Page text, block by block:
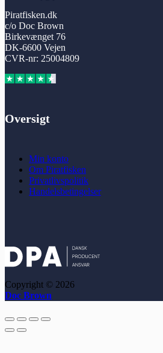
Piratfisken.dk
c/o Doc Brown
Birkevænget 76
DK-6600 Vejen
CVR-nr: 25004809
Oversigt
Min konto
Om Piratfisken
Privatlivspolitik
Handelsbetingelser
Copyright © 2026
Doc Brown